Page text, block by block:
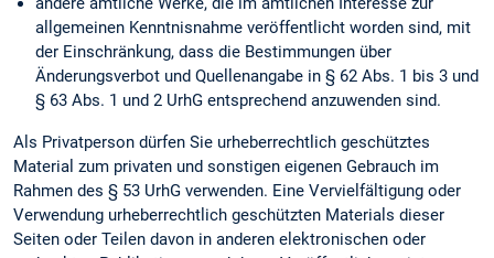
allgemeinen Kenntnisnahme veröffentlicht worden sind, mit
der Einschränkung, dass die Bestimmungen über
Änderungsverbot und Quellenangabe in § 62 Abs. 1 bis 3 und
§ 63 Abs. 1 und 2 UrhG entsprechend anzuwenden sind.
Als Privatperson dürfen Sie urheberrechtlich geschütztes
Material zum privaten und sonstigen eigenen Gebrauch im
Rahmen des § 53 UrhG verwenden. Eine Vervielfältigung oder
Verwendung urheberrechtlich geschützten Materials dieser
Seiten oder Teilen davon in anderen elektronischen oder